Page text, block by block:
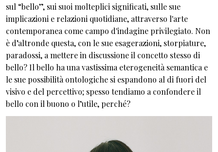
sul “bello”, sui suoi molteplici significati, sulle sue
implicazioni e relazioni quotidiane, attraverso l'arte
contemporanea come campo d'indagine privilegiato. Non
è d’altronde questa, con le sue esagerazioni, storpiature,
paradossi, a mettere in discussione il concetto stesso di
bello? Il bello ha una vastissima eterogeneità semantica e
le sue possibilità ontologiche si espandono al di fuori del
visivo e del percettivo; spesso tendiamo a confondere il
bello con il buono o l’utile, perché?